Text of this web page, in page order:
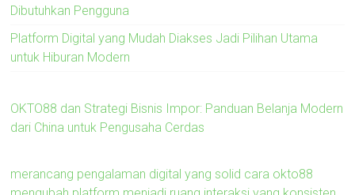
Dibutuhkan Pengguna
Platform Digital yang Mudah Diakses Jadi Pilihan Utama
untuk Hiburan Modern
OKTO88 dan Strategi Bisnis Impor: Panduan Belanja Modern
dari China untuk Pengusaha Cerdas
merancang pengalaman digital yang solid cara okto88